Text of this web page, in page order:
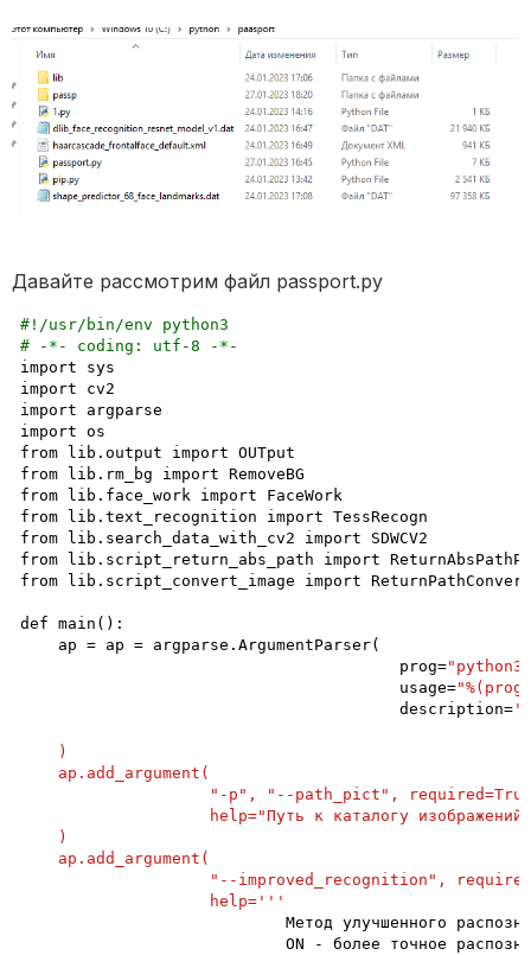
Давайте рассмотрим файл passport.py
#!/usr/bin/env python3
# -*- coding: utf-8 -*-
import sys
import cv2
import argparse
import os
from lib.output import OUTput
from lib.rm_bg import RemoveBG
from lib.face_work import FaceWork
from lib.text_recognition import TessRecogn
from lib.search_data_with_cv2 import SDWCV2
from lib.script_return_abs_path import
from lib.script_convert_image import
def main():
    ap = ap = argparse.ArgumentParser(
                                        prog=
"python3
                                        usage=
                                        description=
''
    )
    ap.add_argument(
"-p", "--path_pict",
help="Путь к каталогу изображений
    )
    ap.add_argument(
"--improved_recognition",
                    help='
''
Метод улучшенного
ON - более точное